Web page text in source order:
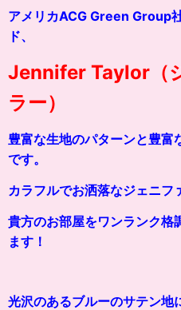
アメリカACG Green Group
ド、
Jennifer Taylor（
ラー）
豊富な生地のパターンと豊富
です。
カラフルでお洒落なジェニフ
貴方のお部屋をワンランク格
ます！
光沢のあるブルーのサテン地